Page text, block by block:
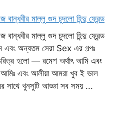
বান্ধবীর মাল্লু গুদ চুদলো হিন্দু ফ্রেন্ড
বান্ধবীর মাল্লু গুদ চুদলো হিন্দু ফ্রেন্ড
অন্যতম সেরা Sex এর গল্পঃ
হলো — রমেশ অর্থাৎ আমি এবং
এবং আলীয়া আমরা খুব ই ভাল
সাথে খুনসুটি আড্ডা সব সময় ...